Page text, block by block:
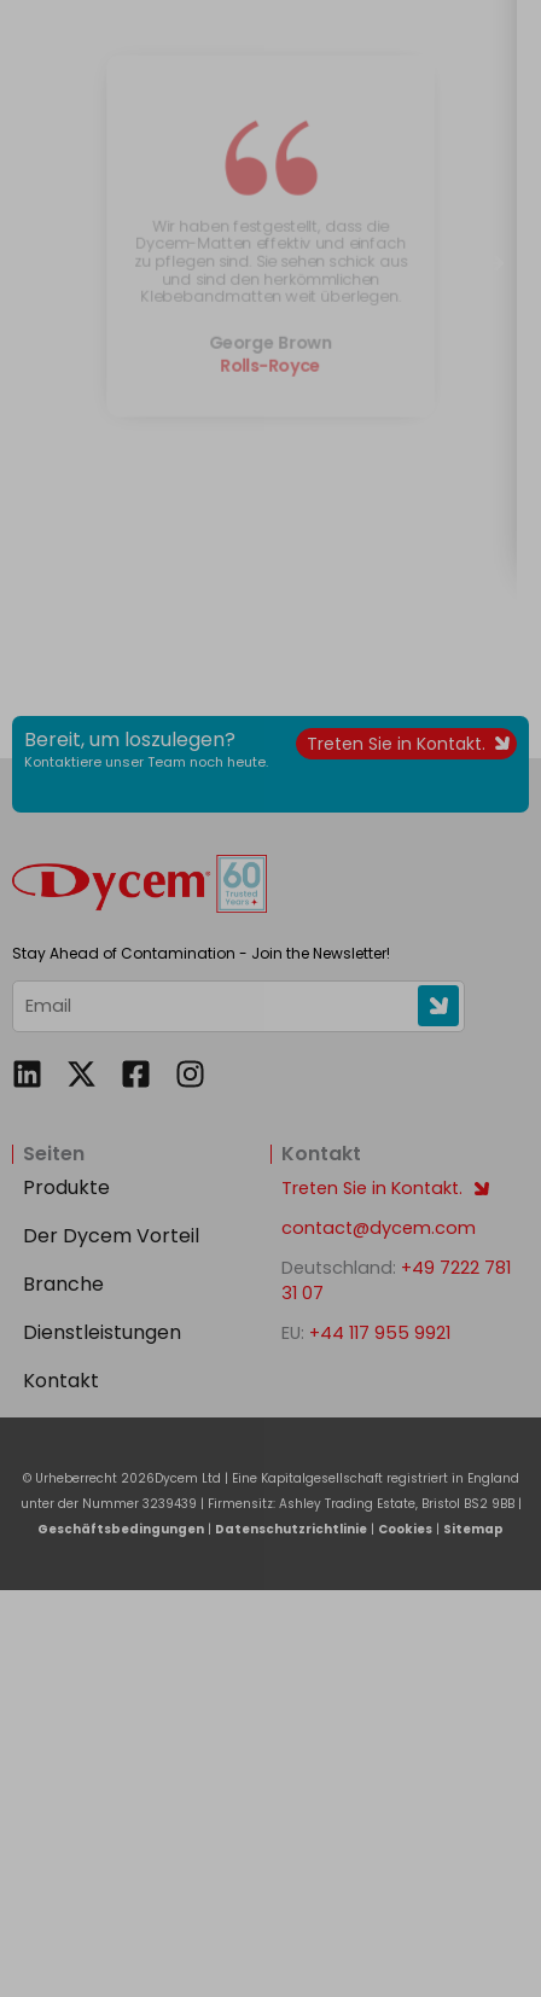
“
Wir haben festgestellt, dass die
Dycem-Matten effektiv und einfach
zu pflegen sind. Sie sehen schick aus
und sind den herkömmlichen
Klebebandmatten weit überlegen.
George Brown
Rolls-Royce
Bereit, um loszulegen?
Kontaktiere unser Team noch heute.
Treten Sie in Kontakt.
Stay Ahead of Contamination - Join the Newsletter!
L
k
e
d
i
n
F
o
o
s
r
e
I
g
r
Seiten
Produkte
Der Dycem Vorteil
Branche
Dienstleistungen
Kontakt
Kontakt
Treten Sie in Kontakt.
contact@dycem.com
Deutschland: +49 7222 781
31 07
EU: +44 117 955 9921
© Urheberrecht 2026Dycem Ltd | Eine Kapitalgesellschaft registriert in England
unter der Nummer 3239439 | Firmensitz: Ashley Trading Estate, Bristol BS2 9BB |
Geschäftsbedingungen | Datenschutzrichtlinie | Cookies | Sitemap